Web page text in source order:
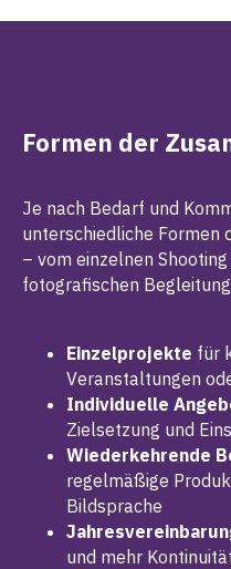
Formen der
Je nach Bedarf und
unterschiedliche Formen
– vom einzelnen
fotografischen
Einzelprojekte für
Veranstaltungen
Individuelle
Zielsetzung und
Wiederkehrende
regelmäßige
Bildsprache
und mehr